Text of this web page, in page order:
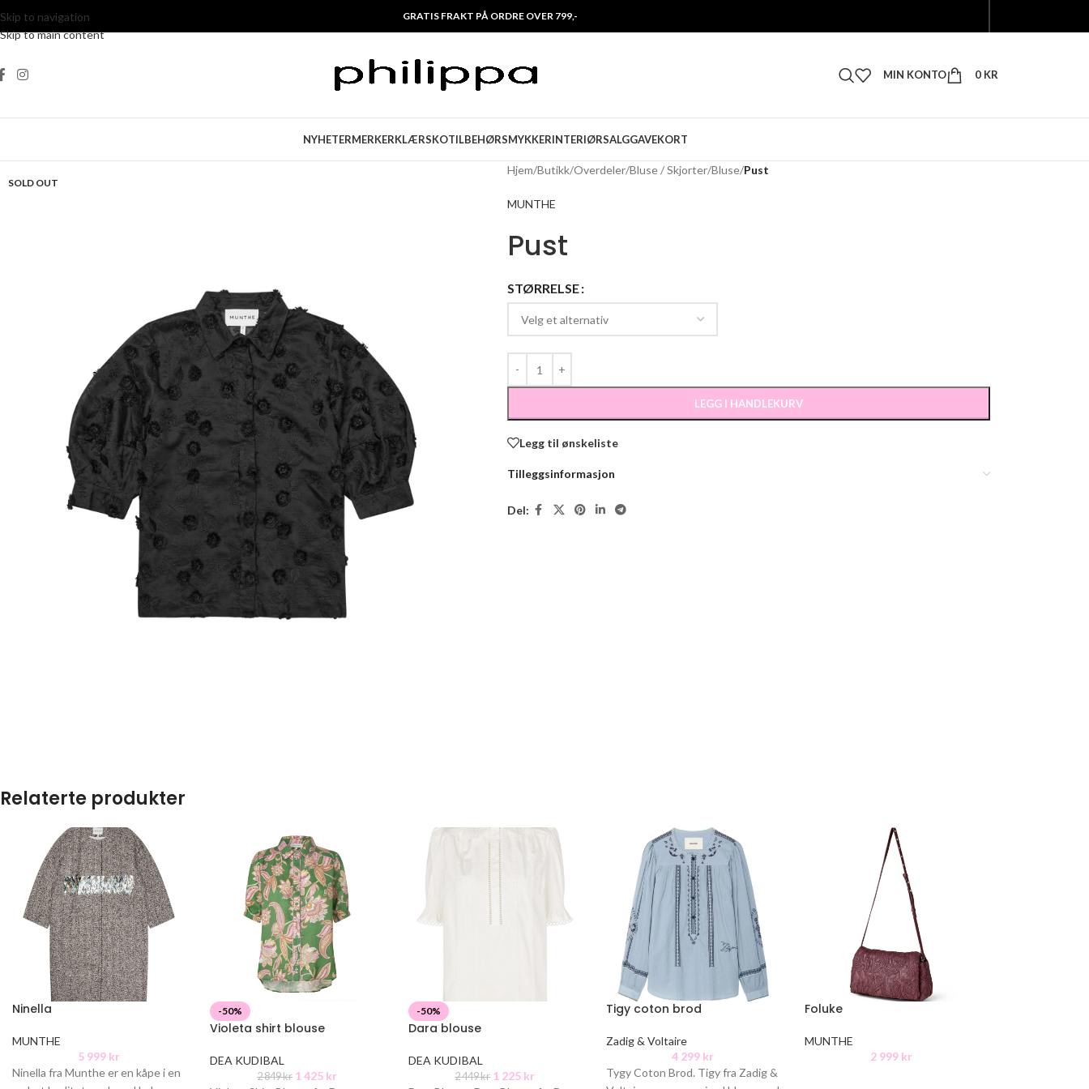
Skip to navigation
Skip to main content
GRATIS FRAKT PÅ ORDRE OVER 799,-
MIN KONTO 0 KR
NYHETERMERKERKLÆRSKOTILBEHØRSMYKKERINTERIØRSALGGAVEKORT
SOLD OUT
Hjem/Butikk/Overdeler/Bluse / Skjorter/Bluse/Pust
MUNTHE
Pust
STØRRELSE
LEGG I HANDLEKURV
Legg til ønskeliste
Tilleggsinformasjon
Del:
Relaterte produkter
Ninella
MUNTHE
5 999 kr
Ninella fra Munthe er en kåpe i en
-50%
Violeta shirt blouse
DEA KUDIBAL
2 849kr 1 425 kr
-50%
Dara blouse
DEA KUDIBAL
2 449kr 1 225 kr
Tigy coton brod
Zadig & Voltaire
4 299 kr
Tygy Coton Brod. Tigy fra Zadig &
Foluke
MUNTHE
2 999 kr